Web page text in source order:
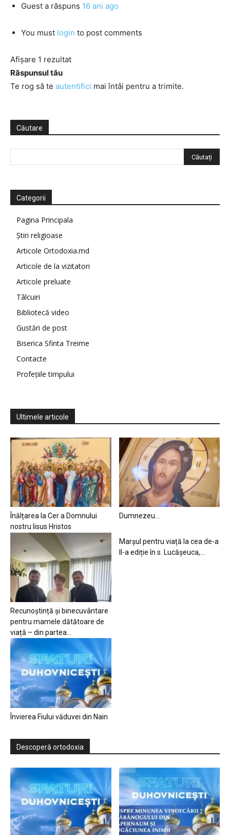
Guest a răspuns 16 ani ago
You must login to post comments
Afișare 1 rezultat
Răspunsul tău
Te rog să te autentifici mai întâi pentru a trimite.
Căutare
Categorii
Pagina Principala
Știri religioase
Articole Ortodoxia.md
Articole de la vizitatori
Articole preluate
Tâlcuiri
Bibliotecă video
Gustări de post
Biserica Sfinta Treime
Contacte
Profețiile timpului
Ultimele articole
Înălțarea la Cer a Domnului
nostru Iisus Hristos
Dumnezeu…
Recunoștință și binecuvântare
pentru mamele dătătoare de
viață – din partea...
Marșul pentru viață la cea de-a
II-a ediție în s. Lucășeuca,...
Învierea Fiului văduvei din Nain
Descoperă ortodoxia